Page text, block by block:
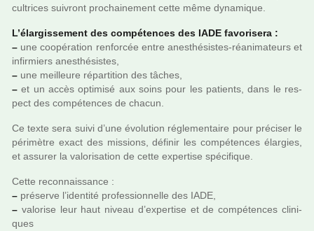
cultri­ces sui­vront pro­chai­ne­ment cette même dyna­mi­que.
L’élargissement des com­pé­ten­ces des IADE favo­ri­sera :
– une coo­pé­ra­tion ren­for­cée entre anes­thé­sis­tes-réa­ni­ma­teurs et
infir­miers anes­thé­sis­tes,
– une meilleure répar­ti­tion des tâches,
– et un accès opti­misé aux soins pour les patients, dans le res­
pect des com­pé­ten­ces de chacun.
Ce texte sera suivi d’une évolution régle­men­taire pour pré­ci­ser le
péri­mè­tre exact des mis­sions, défi­nir les com­pé­ten­ces élargies,
et assu­rer la valo­ri­sa­tion de cette exper­tise spé­ci­fi­que.
Cette reconnais­sance :
– pré­serve l’iden­tité pro­fes­sion­nelle des IADE,
– valo­rise leur haut niveau d’exper­tise et de com­pé­ten­ces cli­ni­
ques